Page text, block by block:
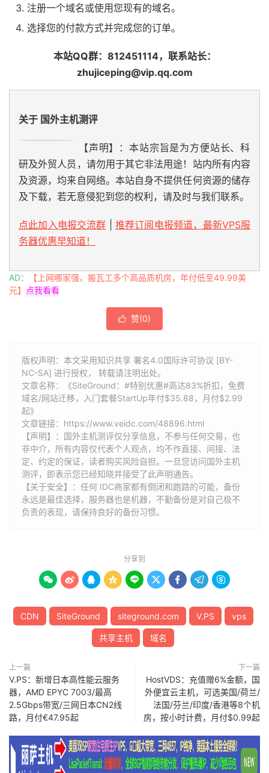
注册一个域名或使用您现有的域名。
选择您的付款方式并完成您的订单。
本站QQ群：812451114，联系站长：
zhujiceping@vip.qq.com
关于 国外主机测评
【声明】：本站宗旨是为方便站长、科
研及外贸人员，请勿用于其它非法用途！站内所有内容
及资源，均来自网络。本站自身不提供任何资源的储存
及下载，若无意侵犯到您的权利，请及时与我们联系。
点此加入电报交流群
推荐订阅电报频道，最新VPS服
务器优惠早知道！
AD：
【上网哪家强，搬瓦工多个高品质机房，年付低至49.99美
元】
点我看看
 赞(0)
版权声明：本文采用知识共享 署名4.0国际许可协议 [BY-
NC-SA] 进行授权， 转载请注明出处。
文章名称：《SiteGround：#特别优惠#高达83%折扣，免费
域名/网站迁移，入门套餐StartUp年付$35.88，月付$2.99
起》
文章链接： https://www.veidc.com/48896.html
【声明】：国外主机测评仅分享信息，不参与任何交易，也
非中介，所有内容仅代表个人观点，均不作直接、间接、法
定、约定的保证，读者购买风险自担。一旦您访问国外主机
测评，即表示您已经知晓并接受了此声明通告。
【关于安全】：任何 IDC商家都有倒闭和跑路的可能，备份
永远是最佳选择，服务器也是机器，不勤备份是对自己极不
负责的表现，请保持良好的备份习惯。
分享到
        
CDN SiteGround siteground.com V.PS vps
共享主机 域名
上一篇
V.PS：新增日本高性能云服务
器，AMD EPYC 7003/最高
2.5Gbps带宽/三网日本CN2线
路，月付€47.95起
下一篇
HostVDS：充值赠6%金额，国
外便宜云主机，可选美国/荷兰/
法国/芬兰/印度/香港等8个机
房，按小时计费，月付$0.99起